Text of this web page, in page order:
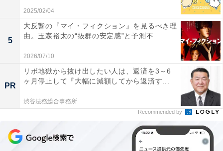
2025/02/04
5
大反響の『マイ・フィクション』を見るべき理
由。玉森裕太の“抜群の安定感”と予測不...
2026/07/10
PR
リボ地獄から抜け出したい人は、返済を3～6
ヶ月停止して『大幅に減額してから返済す...
渋谷法務総合事務所
Recommended by